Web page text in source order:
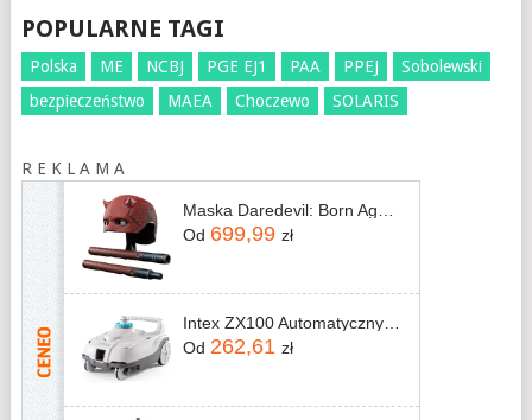
POPULARNE TAGI
Polska ME NCBJ PGE EJ1 PAA PPEJ
Sobolewski
bezpieczeństwo
MAEA Choczewo SOLARIS
R E K L A M A
Maska Daredevil: Born Again Premium Roleplay Mask and Billy Club
Od 699,99 zł
Intex ZX100 Automatyczny Czyściciel Dna I Ścian Basenów 28006
Od 262,61 zł